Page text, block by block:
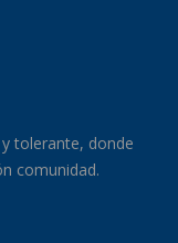
tolerante, donde
comunidad.